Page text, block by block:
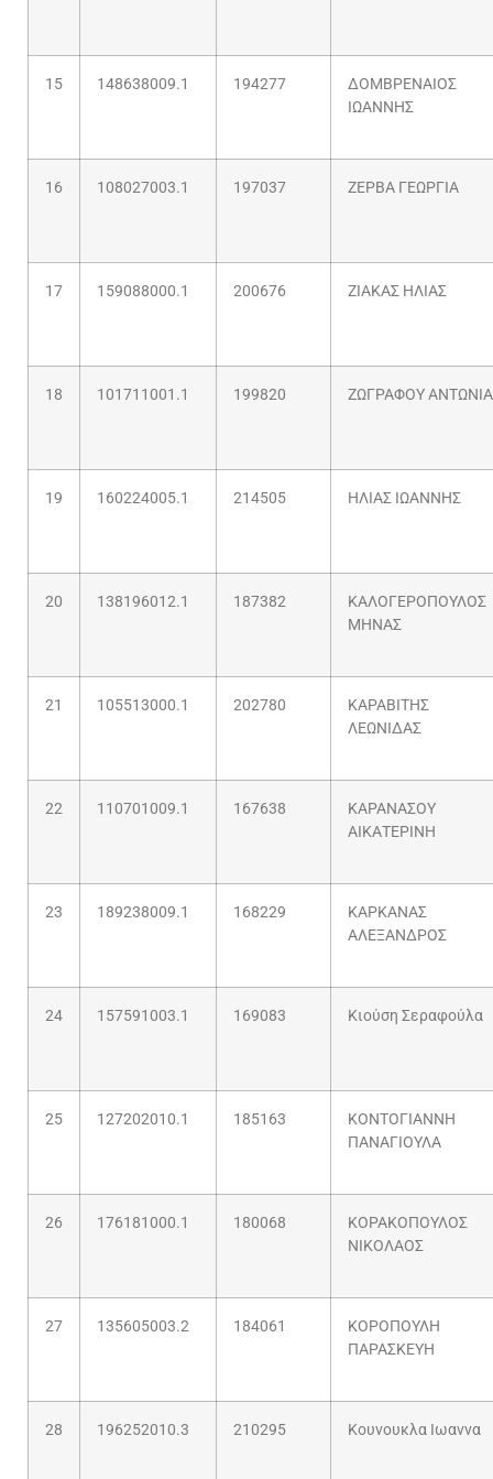
15 148638009.1 194277
ΔΟΜΒΡΕΝΑΙΟΣ
ΙΩΑΝΝΗΣ
16 108027003.1 197037 ΖΕΡΒΑ ΓΕΩΡΓΙΑ
17 159088000.1 200676 ΖΙΑΚΑΣ ΗΛΙΑΣ
18 101711001.1 199820 ΖΩΓΡΑΦΟΥ ΑΝΤΩΝΙΑ
19 160224005.1 214505 ΗΛΙΑΣ ΙΩΑΝΝΗΣ
20 138196012.1 187382
ΚΑΛΟΓΕΡΟΠΟΥΛΟΣ
ΜΗΝΑΣ
21 105513000.1 202780
ΚΑΡΑΒΙΤΗΣ
ΛΕΩΝΙΔΑΣ
22 110701009.1 167638
ΚΑΡΑΝΑΣΟΥ
ΑΙΚΑΤΕΡΙΝΗ
23 189238009.1 168229
ΚΑΡΚΑΝΑΣ
ΑΛΕΞΑΝΔΡΟΣ
24 157591003.1 169083 Κιούση Σεραφούλα
25 127202010.1 185163
ΚΟΝΤΟΓΙΑΝΝΗ
ΠΑΝΑΓΙΟΥΛΑ
26 176181000.1 180068
ΚΟΡΑΚΟΠΟΥΛΟΣ
ΝΙΚΟΛΑΟΣ
27 135605003.2 184061
ΚΟΡΟΠΟΥΛΗ
ΠΑΡΑΣΚΕΥΗ
28 196252010.3 210295 Κουνουκλα Ιωαννα